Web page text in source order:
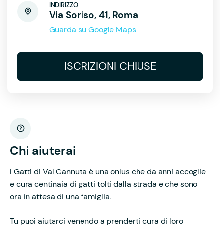
INDIRIZZO
Via Soriso, 41, Roma
Guarda su Google Maps
ISCRIZIONI CHIUSE
Chi aiuterai
I Gatti di Val Cannuta è una onlus che da anni accoglie
e cura centinaia di gatti tolti dalla strada e che sono
ora in attesa di una famiglia.
Tu puoi aiutarci venendo a prenderti cura di loro